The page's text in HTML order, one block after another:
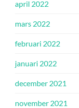
april 2022
mars 2022
februari 2022
januari 2022
december 2021
november 2021